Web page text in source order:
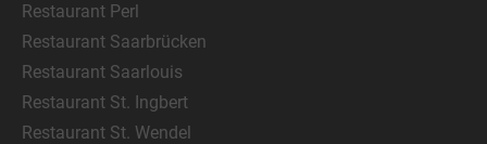
Restaurant Perl
Restaurant Saarbrücken
Restaurant Saarlouis
Restaurant St. Ingbert
Restaurant St. Wendel